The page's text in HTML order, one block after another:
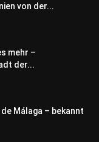
von der...
mehr –
der...
Málaga – bekannt